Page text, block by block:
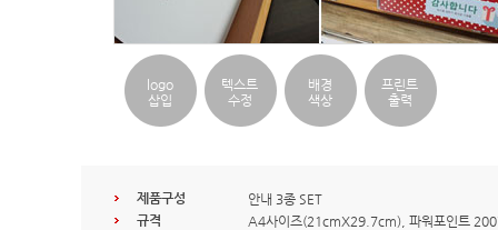
logo
삽입
텍스트
수정
배경
색상
프린트
출력
제품구성
안내 3종 SET
규격
A4사이즈(21cmX29.7cm), 파워포인트